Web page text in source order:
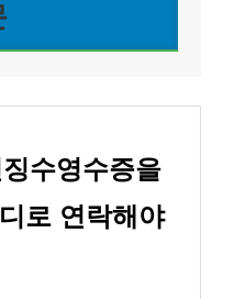
수영수증을
로 연락해야